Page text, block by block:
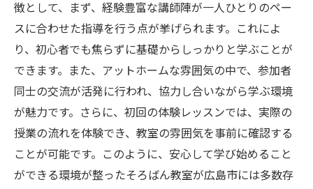
広島市でのそろばん学習の進め方
地域のイベントとそろばん教室のつながり
そろばん教室で得られる計算力と集中力の育成
法
そろばんを通じて得られる計算力の向上
集中力を鍛える！そろばん教室での取り組
み
徴として、まず、経験豊富な講師陣が一人ひとりのペー
スに合わせた指導を行う点が挙げられます。これによ
り、初心者でも焦らずに基礎からしっかりと学ぶことが
できます。また、アットホームな雰囲気の中で、参加者
同士の交流が活発に行われ、協力し合いながら学ぶ環境
が魅力です。さらに、初回の体験レッスンでは、実際の
授業の流れを体験でき、教室の雰囲気を事前に確認する
ことが可能です。このように、安心して学び始めること
ができる環境が整ったそろばん教室が広島市には多数存